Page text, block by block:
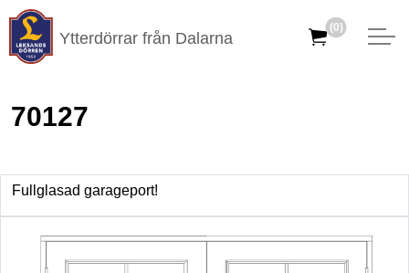
Ytterdörrar från Dalarna
(0)
70127
Fullglasad garageport!